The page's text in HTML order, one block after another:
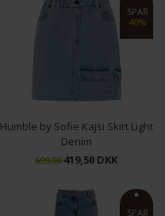
S
SPAR
40%
38
Humble by Sofie Kajsi Skirt Light
Denim
699,00419,50 DKK
SPAR